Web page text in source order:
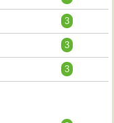
3
3
3